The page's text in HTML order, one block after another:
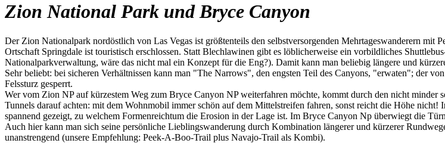
Zion National Park und Bryce Canyon
Der Zion Nationalpark nordöstlich von Las Vegas ist größtenteils den selbstversorgenden Mehrtageswanderern mit
Ortschaft Springdale ist touristisch erschlossen. Statt Blechlawinen gibt es löblicherweise ein vorbildliches
Nationalparkverwaltung, wäre das nicht mal ein Konzept für die Eng?). Damit kann man beliebig längere und
Sehr beliebt: bei sicheren Verhältnissen kann man "The Narrows", den engsten Teil des Canyons, "erwaten"; der
Felssturz gesperrt.
Wer vom Zion NP auf kürzestem Weg zum Bryce Canyon NP weiterfahren möchte, kommt durch den nicht minder
Tunnels darauf achten: mit dem Wohnmobil immer schön auf dem Mittelstreifen fahren, sonst reicht die Höhe
spannend gezeigt, zu welchem Formenreichtum die Erosion in der Lage ist. Im Bryce Canyon Np überwiegt die
Auch hier kann man sich seine persönliche Lieblingswanderung durch Kombination längerer und kürzerer
unanstrengend (unsere Empfehlung: Peek-A-Boo-Trail plus Navajo-Trail als Kombi).